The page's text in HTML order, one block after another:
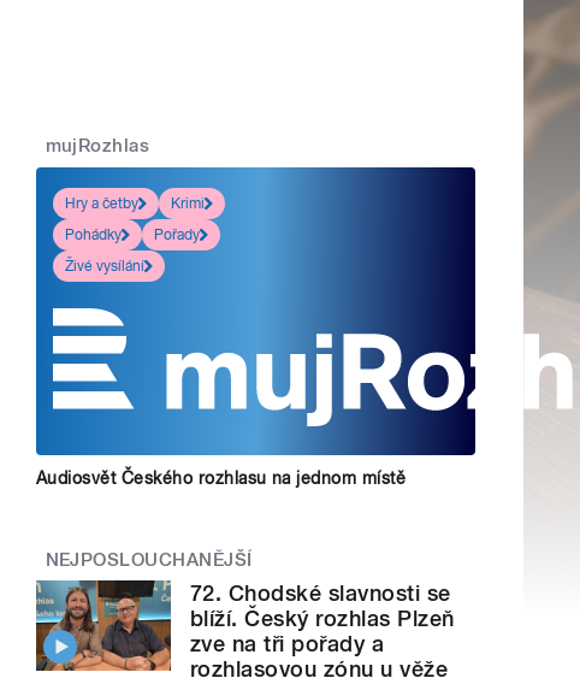
mujRozhlas
Hry a četby
Krimi
Pohádky
Pořady
Živé vysílání
Audiosvět Českého rozhlasu na jednom místě
NEJPOSLOUCHANĚJŠÍ
72. Chodské slavnosti se
blíží. Český rozhlas Plzeň
zve na tři pořady a
rozhlasovou zónu u věže